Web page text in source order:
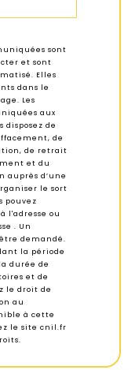
sont
et sont
Elles
dans le
Les
aux
disposez de
de
de retrait
et du
auprès d’une
le sort
pouvez
l'adresse ou
. Un
demandé.
la période
durée de
et de
le droit de
au
à cette
le site cnil.fr